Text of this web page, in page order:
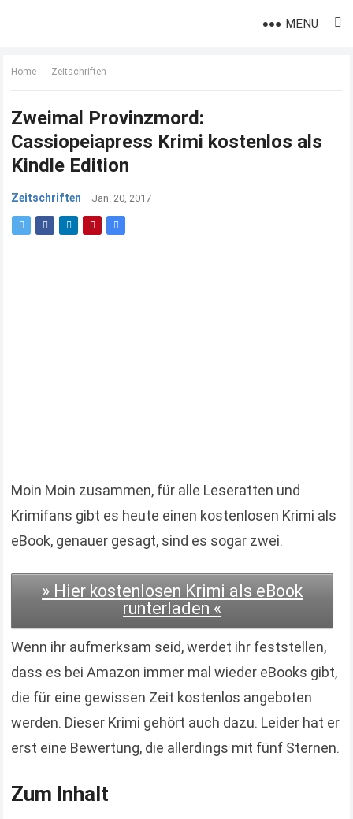
MENU
Home Zeitschriften
Zweimal Provinzmord:
Cassiopeiapress Krimi kostenlos als
Kindle Edition
Zeitschriften Jan. 20, 2017
Moin Moin zusammen, für alle Leseratten und
Krimifans gibt es heute einen kostenlosen Krimi als
eBook, genauer gesagt, sind es sogar zwei.
» Hier kostenlosen Krimi als eBook
runterladen «
Wenn ihr aufmerksam seid, werdet ihr feststellen,
dass es bei Amazon immer mal wieder eBooks gibt,
die für eine gewissen Zeit kostenlos angeboten
werden. Dieser Krimi gehört auch dazu. Leider hat er
erst eine Bewertung, die allerdings mit fünf Sternen.
Zum Inhalt